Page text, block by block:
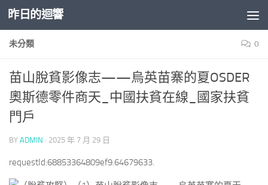
Skip to content
昨日的迴響
未分類 0
苗山脫貧影像志——烏英苗寨的夏OSDER
奧斯德零件商天_中國扶貧在線_國家扶貧
門戶
BY ADMIN · 2025 年 7 月 29 日
requestId:68853364809ef9.64679633.